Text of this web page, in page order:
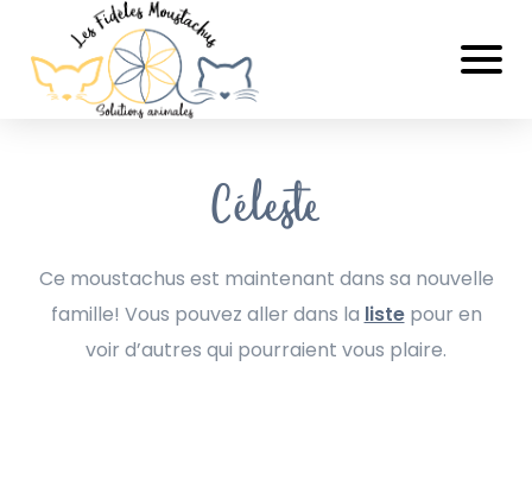
Céleste
Ce moustachus est maintenant dans sa nouvelle
famille! Vous pouvez aller dans la listepour en
voir d’autres qui pourraient vous plaire.